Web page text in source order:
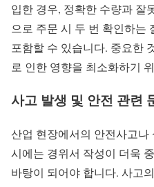
입한 경우, 정확한 수량과 잘
으로 주문 시 두 번 확인하는
포함할 수 있습니다. 중요한
로 인한 영향을 최소화하기
사고 발생 및 안전 관련
산업 현장에서의 안전사고나
시에는 경위서 작성이 더욱
바탕이 되어야 합니다. 사고